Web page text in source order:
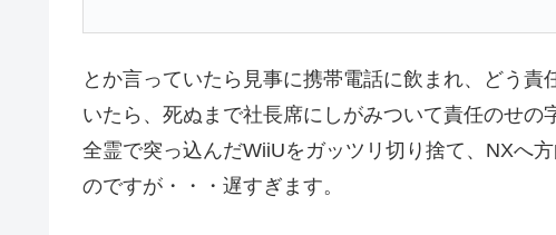
とか言っていたら見事に携帯電話に飲まれ、どう
いたら、死ぬまで社長席にしがみついて責任のせ
全霊で突っ込んだWiiUをガッツリ切り捨て、NXへ
のですが・・・遅すぎます。